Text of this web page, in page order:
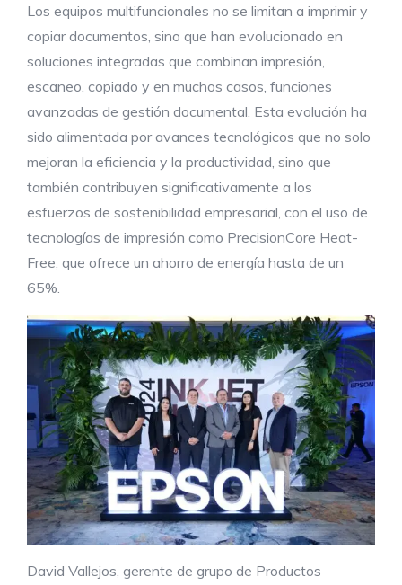
Los equipos multifuncionales no se limitan a imprimir y
copiar documentos, sino que han evolucionado en
soluciones integradas que combinan impresión,
escaneo, copiado y en muchos casos, funciones
avanzadas de gestión documental. Esta evolución ha
sido alimentada por avances tecnológicos que no solo
mejoran la eficiencia y la productividad, sino que
también contribuyen significativamente a los
esfuerzos de sostenibilidad empresarial, con el uso de
tecnologías de impresión como PrecisionCore Heat-
Free, que ofrece un ahorro de energía hasta de un
65%.
David Vallejos, gerente de grupo de Productos